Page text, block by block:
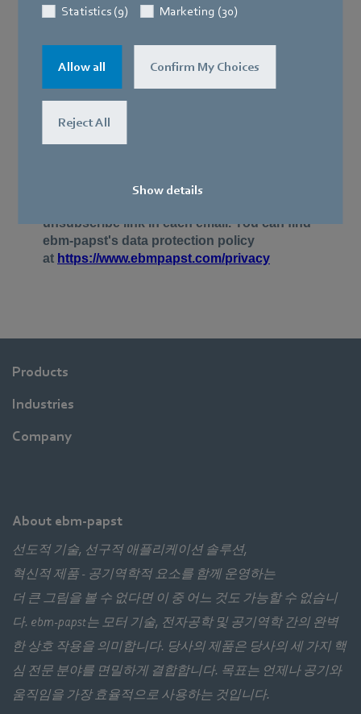
Statistics (9)
Marketing (30)
Allow all Confirm My Choices
Reject All
Show details
Products
Industries
Company
About ebm-papst
선도적 기술, 선구적 애플리케이션 솔루션,
혁신적 제품 - 공기역학적 요소를 함께 운영하는
더 큰 그림을 볼 수 없다면 이 중 어느 것도 가능할 수 없습니
다. ebm‑papst는 모터 기술, 전자공학 및 공기역학 간의 완벽
한 상호 작용을 의미합니다. 당사의 제품은 당사의 세 가지 핵
심 전문 분야를 면밀하게 결합합니다. 목표는 언제나 공기와
움직임을 가장 효율적으로 사용하는 것입니다.